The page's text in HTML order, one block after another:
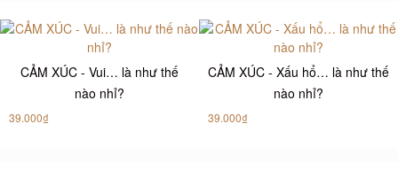
CẢM XÚC - Vui… là như thế
nào nhỉ?
39.000₫
CẢM XÚC - Xấu hổ… là như thế
nào nhỉ?
39.000₫